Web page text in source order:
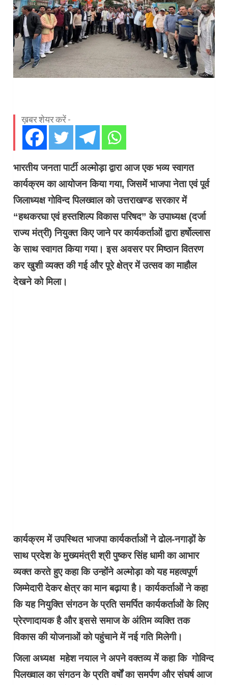
ख़बर शेयर करें -
भारतीय जनता पार्टी अल्मोड़ा द्वारा आज एक भव्य स्वागत
कार्यक्रम का आयोजन किया गया, जिसमें भाजपा नेता एवं पूर्व
जिलाध्यक्ष गोविन्द पिलख्वाल को उत्तराखण्ड सरकार में
“हथकरघा एवं हस्तशिल्प विकास परिषद” के उपाध्यक्ष (दर्जा
राज्य मंत्री) नियुक्त किए जाने पर कार्यकर्ताओं द्वारा हर्षोल्लास
के साथ स्वागत किया गया। इस अवसर पर मिष्ठान वितरण
कर खुशी व्यक्त की गई और पूरे क्षेत्र में उत्सव का माहौल
देखने को मिला।
कार्यक्रम में उपस्थित भाजपा कार्यकर्ताओं ने ढोल-नगाड़ों के
साथ प्रदेश के मुख्यमंत्री श्री पुष्कर सिंह धामी का आभार
व्यक्त करते हुए कहा कि उन्होंने अल्मोड़ा को यह महत्वपूर्ण
जिम्मेदारी देकर क्षेत्र का मान बढ़ाया है। कार्यकर्ताओं ने कहा
कि यह नियुक्ति संगठन के प्रति समर्पित कार्यकर्ताओं के लिए
प्रेरणादायक है और इससे समाज के अंतिम व्यक्ति तक
विकास की योजनाओं को पहुंचाने में नई गति मिलेगी।
जिला अध्यक्ष महेश नयाल ने अपने वक्तव्य में कहा कि गोविन्द
पिलख्वाल का संगठन के प्रति वर्षों का समर्पण और संघर्ष आज